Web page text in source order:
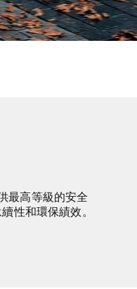
最高等級的安全
性和環保績效。